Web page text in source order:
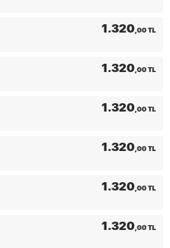
1.320,00 TL
1.320,00 TL
1.320,00 TL
1.320,00 TL
1.320,00 TL
1.320,00 TL